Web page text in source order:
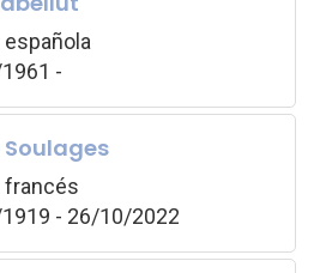
-
Soulages
francés
- 26/10/2022